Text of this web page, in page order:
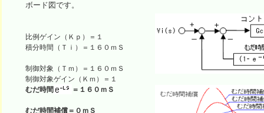
ボード図です。
比例ゲイン（Ｋｐ）＝１
積分時間（Ｔｉ）＝１６０ｍＳ
制御対象（Ｔｍ）＝１６０ｍＳ
むだ時間
＝１６０ｍＳ
むだ時間補償＝０ｍＳ